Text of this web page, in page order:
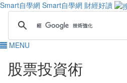
Smart自學網 Smart自學網 財經好讀
MENU
股票投資術